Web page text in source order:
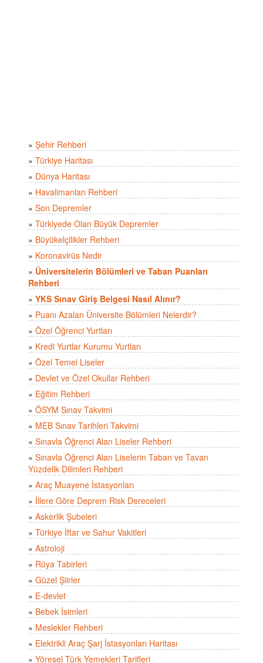
» Şehir Rehberi
» Türkiye Haritası
» Dünya Haritası
» Havalimanları Rehberi
» Son Depremler
» Türkiyede Olan Büyük Depremler
» Büyükelçilikler Rehberi
» Koronavirüs Nedir
» Üniversitelerin Bölümleri ve Taban Puanları
Rehberi
» YKS Sınav Giriş Belgesi Nasıl Alınır?
» Puanı Azalan Üniversite Bölümleri Nelerdir?
» Özel Öğrenci Yurtları
» Kredi Yurtlar Kurumu Yurtları
» Özel Temel Liseler
» Devlet ve Özel Okullar Rehberi
» Eğitim Rehberi
» ÖSYM Sınav Takvimi
» MEB Sınav Tarihleri Takvimi
» Sınavla Öğrenci Alan Liseler Rehberi
» Sınavla Öğrenci Alan Liselerin Taban ve Tavan
Yüzdelik Dilimleri Rehberi
» Araç Muayene İstasyonları
» İllere Göre Deprem Risk Dereceleri
» Askerlik Şubeleri
» Türkiye İftar ve Sahur Vakitleri
» Astroloji
» Rüya Tabirleri
» Güzel Şiirler
» E-devlet
» Bebek İsimleri
» Meslekler Rehberi
» Elektrikli Araç Şarj İstasyonları Haritası
» Yöresel Türk Yemekleri Tarifleri